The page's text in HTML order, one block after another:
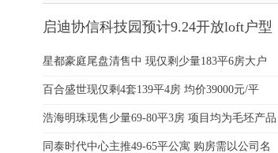
章先生:159****7226
周先生:138****8967
郑先生:136****9618
谢女士:135****3735
吴先生:139****9780
韩女士:158****2390
启迪协信科技园预计9.24开放loft户型
星都豪庭尾盘清售中 现仅剩少量183平6房大户
百合盛世现仅剩4套139平4房 均价39000元/平
浩海明珠现售少量69-80平3房 项目均为毛坯产品
同泰时代中心主推49-65平公寓 购房需以公司名